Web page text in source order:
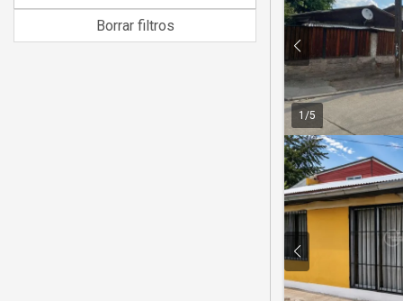
1 /5
Borrar filtros